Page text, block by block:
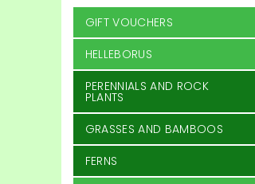
GIFT VOUCHERS
HELLEBORUS
PERENNIALS AND ROCK
PLANTS
GRASSES AND BAMBOOS
FERNS